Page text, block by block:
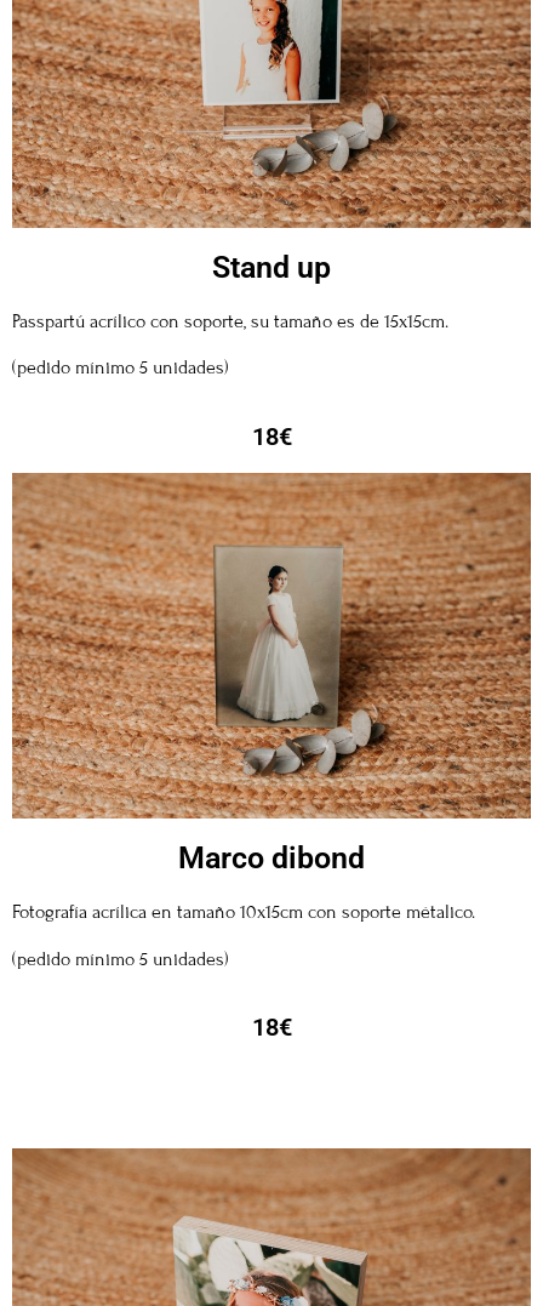
Stand up
Passpartú acrílico con soporte, su tamaño es de 15x15cm.
(pedido mínimo 5 unidades)
18€
Marco dibond
Fotografía acrílica en tamaño 10x15cm con soporte métalico.
(pedido mínimo 5 unidades)
18€